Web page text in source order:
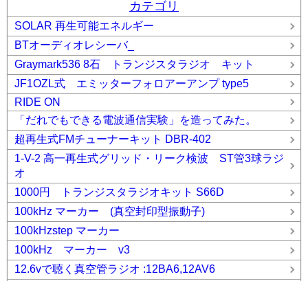
カテゴリ
SOLAR 再生可能エネルギー
BTオーディオレシーバ_
Graymark536 8石 トランジスタラジオ キット
JF1OZL式 エミッターフォロアーアンプ type5
RIDE ON
「だれでもできる電波通信実験」を造ってみた。
超再生式FMチューナーキット DBR-402
1-V-2 高一再生式グリッド・リーク検波 ST管3球ラジ
オ
1000円 トランジスタラジオキット S66D
100kHz マーカー (真空封印型振動子)
100kHzstep マーカー
100kHz マーカー v3
12.6vで聴く真空管ラジオ :12BA6,12AV6